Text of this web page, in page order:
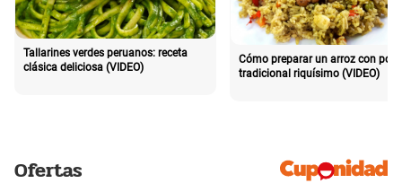
Tallarines verdes peruanos: receta
clásica deliciosa (VIDEO)
Cómo preparar un arroz con pollo
tradicional riquísimo (VIDEO)
Ofertas